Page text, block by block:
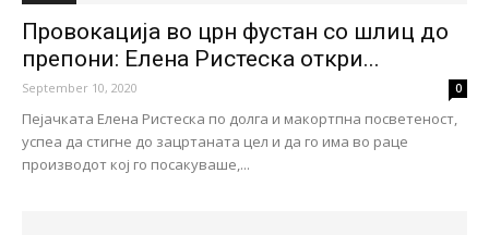
Провокација во црн фустан со шлиц до
препони: Елена Ристеска откри...
September 10, 2020 0
Пејачката Елена Ристеска по долга и макортпна посветеност,
успеа да стигне до зацртаната цел и да го има во раце
производот кој го посакуваше,...